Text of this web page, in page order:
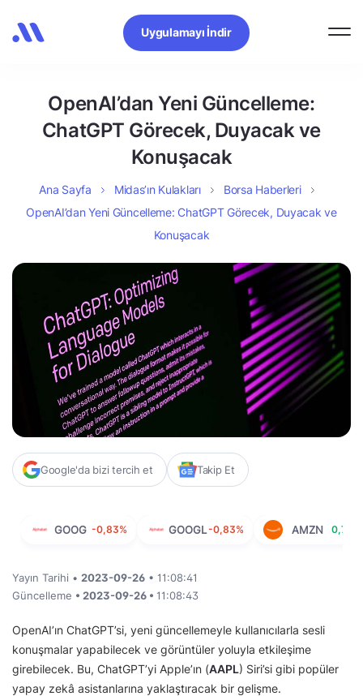
Uygulamayı İndir
OpenAI’dan Yeni Güncelleme:
ChatGPT Görecek, Duyacak ve
Konuşacak
Ana Sayfa Midas’ın Kulakları
Borsa Haberleri
OpenAI’dan Yeni Güncelleme: ChatGPT Görecek, Duyacak ve
Konuşacak
Google'da bizi tercih et Takip Et
GOOG -0,83% GOOGL-0,83% AMZN 0,76%
Yayın Tarihi • 2023-09-26 • 11:08:41
Güncelleme • 2023-09-26 • 11:08:43
OpenAI’ın ChatGPT’si, yeni güncellemeyle kullanıcılarla sesli
konuşmalar yapabilecek ve görüntüler yoluyla etkileşime
girebilecek. Bu, ChatGPT’yi Apple’ın (AAPL) Siri’si gibi popüler
yapay zekâ asistanlarına yaklaştıracak bir gelişme.